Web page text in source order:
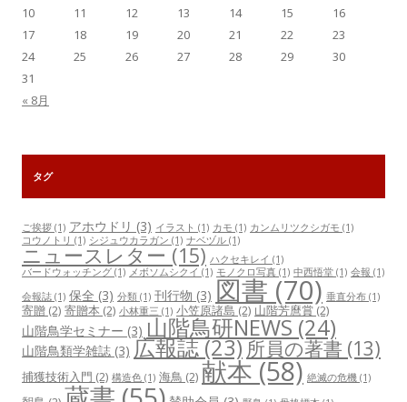
10
11 12 13 14 15
16
17
18 19 20 21 22
23
24
25 26 27 28 29
30
31
« 8月
タグ
ご挨拶 (1) アホウドリ (3) イラスト (1) カモ (1) カンムリツクシガモ (1)
コウノトリ (1) シジュウカラガン (1) ナベヅル (1)
ニュースレター (15) ハクセキレイ (1)
バードウォッチング (1) メボソムシクイ (1) モノクロ写真 (1) 中西悟堂 (1) 会報 (1)
会報誌 (1) 保全 (3) 分類 (1) 刊行物 (3) 図書(70) 垂直分布 (1)
寄贈 (2) 寄贈本 (2) 小林重三 (1) 小笠原諸島 (2) 山階芳麿賞(2)
山階鳥学セミナー (3) 山階鳥研NEWS(24)
山階鳥類学雑誌 (3) 広報誌(23) 所員の著書 (13)
捕獲技術入門 (2) 構造色 (1) 海鳥 (2) 献本(58) 絶滅の危機 (1)